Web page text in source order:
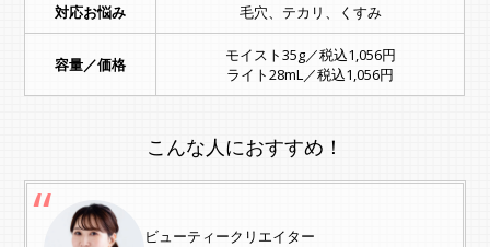
対応お悩み 毛穴、テカリ、くすみ
容量／価格
モイスト35g／税込1,056円
ライト28mL／税込1,056円
こんな人におすすめ！
ビューティークリエイター